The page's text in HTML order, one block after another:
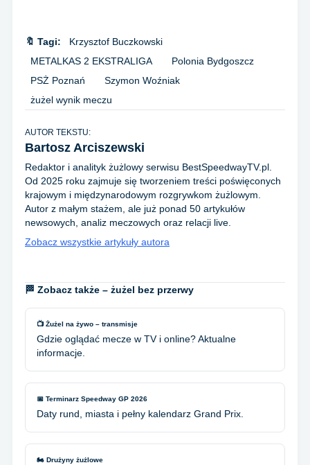
🔖 Tagi:
Krzysztof Buczkowski
METALKAS 2 EKSTRALIGA
Polonia Bydgoszcz
PSŻ Poznań
Szymon Woźniak
żużel wynik meczu
AUTOR TEKSTU:
Bartosz Arciszewski
Redaktor i analityk żużlowy serwisu BestSpeedwayTV.pl.
Od 2025 roku zajmuje się tworzeniem treści poświęconych
krajowym i międzynarodowym rozgrywkom żużlowym.
Autor z małym stażem, ale już ponad 50 artykułów
newsowych, analiz meczowych oraz relacji live.
Zobacz wszystkie artykuły autora
🏁 Zobacz także – żużel bez przerwy
📺 Żużel na żywo – transmisje
Gdzie oglądać mecze w TV i online? Aktualne
informacje.
📅 Terminarz Speedway GP 2026
Daty rund, miasta i pełny kalendarz Grand Prix.
🏍️ Drużyny żużlowe